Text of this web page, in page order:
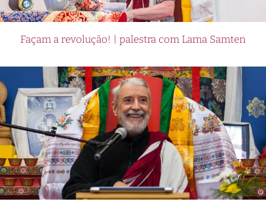
Façam a revolução! | palestra com Lama Samten